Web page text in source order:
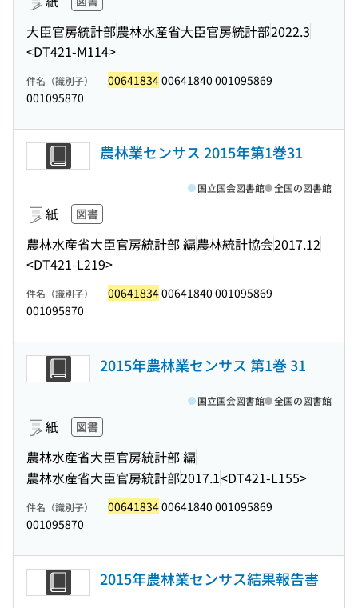
大臣官房統計部農林水産省大臣官房統計部2022.3
<DT421-M114>
件名（識別子） 0064183400641840 001095869
001095870
農林業センサス 2015年第1巻31
紙 図書
農林水産省大臣官房統計部 編農林統計協会2017.12
<DT421-L219>
国立国会図書館 全国の図書館
件名（識別子） 0064183400641840 001095869
001095870
2015年農林業センサス 第1巻 31
紙 図書
農林水産省大臣官房統計部 編
農林水産省大臣官房統計部2017.1<DT421-L155>
国立国会図書館 全国の図書館
件名（識別子） 0064183400641840 001095869
001095870
2015年農林業センサス結果報告書